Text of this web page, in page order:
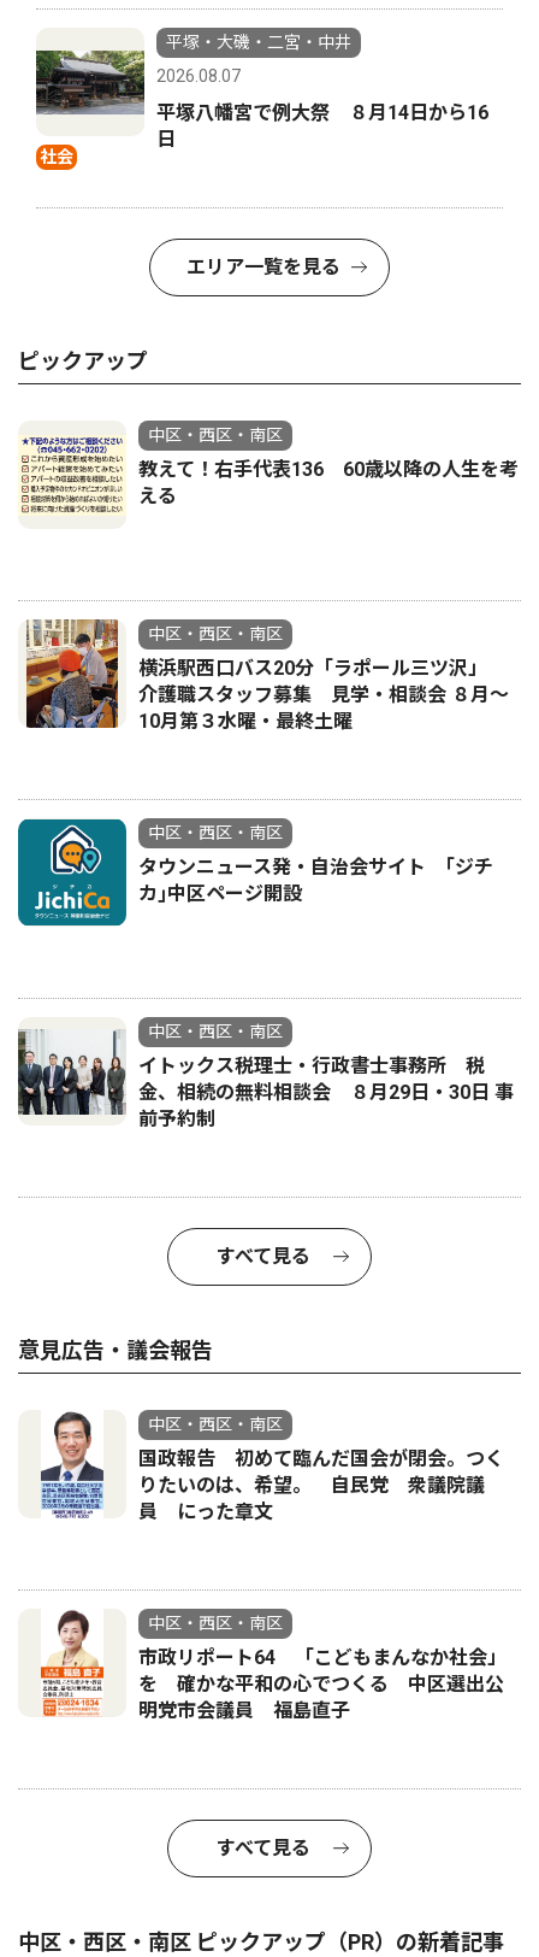
社会
平塚・大磯・二宮・中井
2026.08.07
平塚八幡宮で例大祭 ８月14日から16
日
エリア一覧を見る
ピックアップ
中区・西区・南区
教えて！右手代表136 60歳以降の人生を考
える
中区・西区・南区
横浜駅西口バス20分「ラポール三ツ沢」
介護職スタッフ募集 見学・相談会 ８月〜
10月第３水曜・最終土曜
中区・西区・南区
タウンニュース発・自治会サイト ｢ジチ
カ｣中区ページ開設
中区・西区・南区
イトックス税理士・行政書士事務所 税
金、相続の無料相談会 ８月29日・30日 事
前予約制
すべて見る
意見広告・議会報告
中区・西区・南区
国政報告 初めて臨んだ国会が閉会。つく
りたいのは、希望。 自民党 衆議院議
員 にった章文
中区・西区・南区
市政リポート64 「こどもまんなか社会」
を 確かな平和の心でつくる 中区選出公
明党市会議員 福島直子
すべて見る
中区・西区・南区 ピックアップ（PR）の新着記事